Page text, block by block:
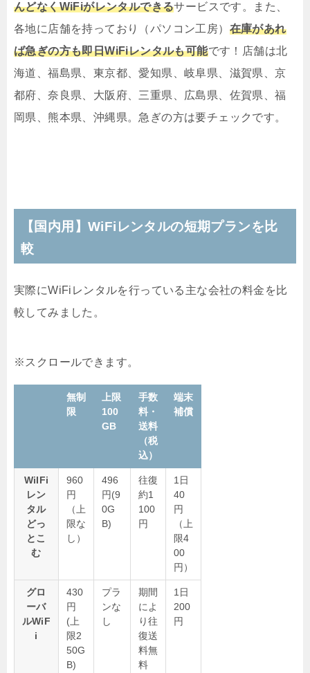
んどなくWiFiがレンタルできるサービスです。また、
各地に店舗を持っており（パソコン工房） 在庫があれ
ば急ぎの方も即日WiFiレンタルも可能です！店舗は北
海道、福島県、東京都、愛知県、岐阜県、滋賀県、京
都府、奈良県、大阪府、三重県、広島県、佐賀県、福
岡県、熊本県、沖縄県。急ぎの方は要チェックです。
【国内用】WiFiレンタルの短期プランを比
較
実際にWiFiレンタルを行っている主な会社の料金を比
較してみました。
無制
限
上限
100
GB
手数
料・
送料
（税
込）
端末
補償
WiIFi
レン
タル
どっ
とこ
む
960
円
（上
限な
し）
496
円(9
0G
B)
往復
約1
100
円
1日
40
円
（上
限4
00
円）
グロ
ーバ
ルWiF
i
430
円
(上
限2
50G
B)
プラ
ンな
し
期間
によ
り往
復送
料無
料
1日
200
円